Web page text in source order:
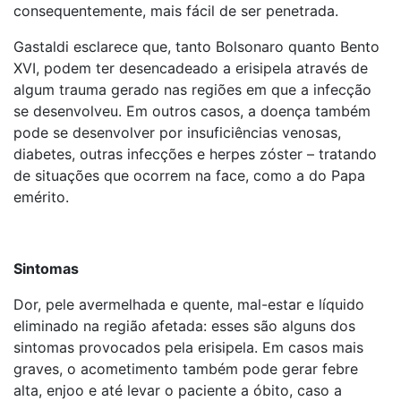
consequentemente, mais fácil de ser penetrada.
Gastaldi esclarece que, tanto Bolsonaro quanto Bento
XVI, podem ter desencadeado a erisipela através de
algum trauma gerado nas regiões em que a infecção
se desenvolveu. Em outros casos, a doença também
pode se desenvolver por insuficiências venosas,
diabetes, outras infecções e herpes zóster – tratando
de situações que ocorrem na face, como a do Papa
emérito.
Sintomas
Dor, pele avermelhada e quente, mal-estar e líquido
eliminado na região afetada: esses são alguns dos
sintomas provocados pela erisipela. Em casos mais
graves, o acometimento também pode gerar febre
alta, enjoo e até levar o paciente a óbito, caso a